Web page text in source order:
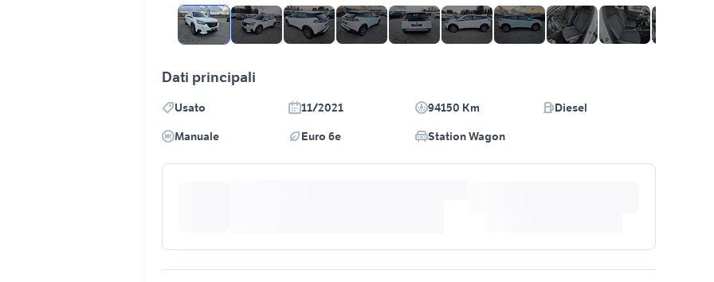
Dati principali
Usato 11/2021 94150 Km
Diesel
Manuale
Euro 6e Station Wagon